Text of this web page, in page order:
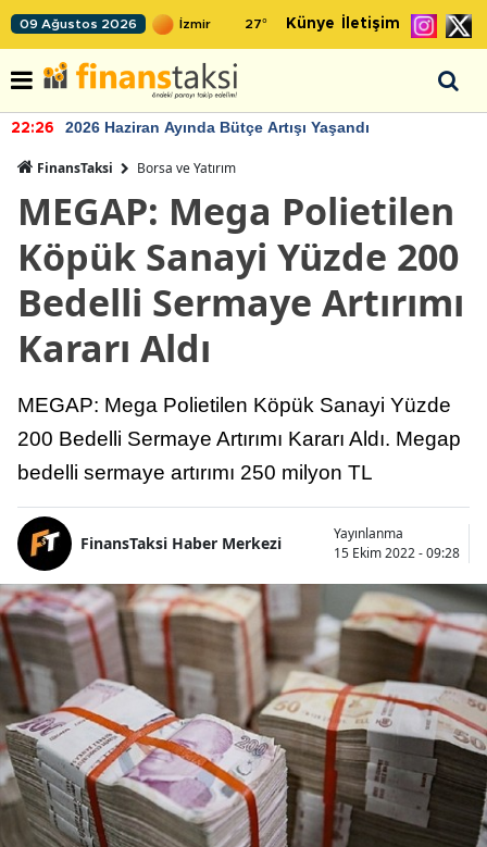
09 Ağustos 2026 27° Künye İletişim
22:26 2026 Haziran Ayında Bütçe Artışı Yaşandı
FinansTaksi Borsa ve Yatırım
MEGAP: Mega Polietilen
Köpük Sanayi Yüzde 200
Bedelli Sermaye Artırımı
Kararı Aldı
MEGAP: Mega Polietilen Köpük Sanayi Yüzde
200 Bedelli Sermaye Artırımı Kararı Aldı. Megap
bedelli sermaye artırımı 250 milyon TL
FinansTaksi Haber Merkezi
Yayınlanma
15 Ekim 2022 - 09:28